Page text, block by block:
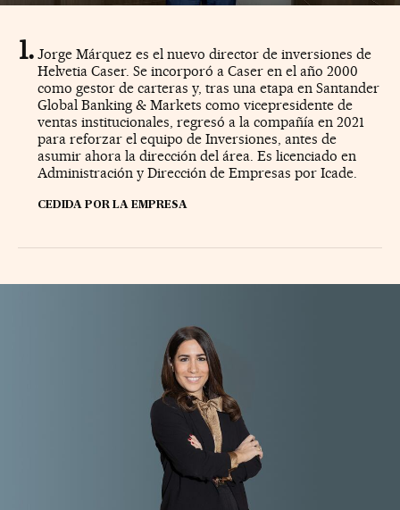
Jorge Márquez es el nuevo director de inversiones de
Helvetia Caser. Se incorporó a Caser en el año 2000
como gestor de carteras y, tras una etapa en Santander
Global Banking & Markets como vicepresidente de
ventas institucionales, regresó a la compañía en 2021
para reforzar el equipo de Inversiones, antes de
asumir ahora la dirección del área. Es licenciado en
Administración y Dirección de Empresas por Icade.
CEDIDA POR LA EMPRESA